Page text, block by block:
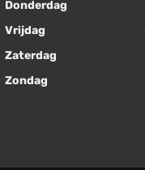
Donderdag
Vrijdag
Zaterdag
Zondag